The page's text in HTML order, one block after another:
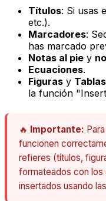
Títulos: Si usas
etc.).
Marcadores:
has marcado
Notas al pie y
Ecuaciones.
Figuras y Tablas
la función
🔥 Importante:
funcionen
refieres (títulos,
formateados con los
insertados usando